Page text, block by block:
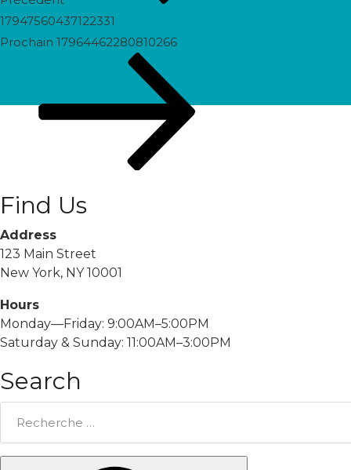
17947560437122331
Prochain
Prochain 17964462280810266
Find Us
Address
123 Main Street
New York, NY 10001
Hours
Monday—Friday: 9:00AM–5:00PM
Saturday & Sunday: 11:00AM–3:00PM
Search